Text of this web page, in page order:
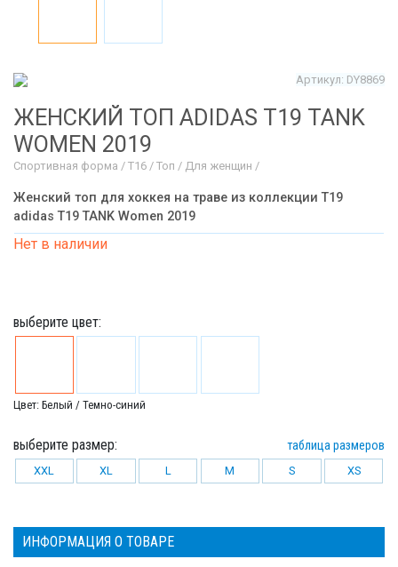
Артикул: DY8869
ЖЕНСКИЙ ТОП ADIDAS T19 TANK
WOMEN 2019
Спортивная форма / T16 / Топ / Для женщин /
Женский топ для хоккея на траве из коллекции T19
adidas T19 TANK Women 2019
Нет в наличии
выберите цвет:
Цвет: Белый / Темно-синий
выберите размер: таблица размеров
XXL XL L M S XS
ИНФОРМАЦИЯ О ТОВАРЕ